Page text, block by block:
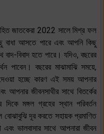
জাতকেরা 2022 সালে মিশ্র ফল
বাধা আসতে পারে এবং আপনি কিছু
বাদ-বিবাদ হতে পারে। যদিও, বছরের
পাবেন। বছরের মাঝামাঝি সময়ে,
হচ্ছে কারণ এই সময় আপনার
আপনার জীবনসাথীর সাথে বিতর্কের
মঙ্গল গ্রহের স্থান পরিবর্তন
দূর করতে সহায়ক প্রমাণিত
ভালবাসার সাথে আপনারা জীবন